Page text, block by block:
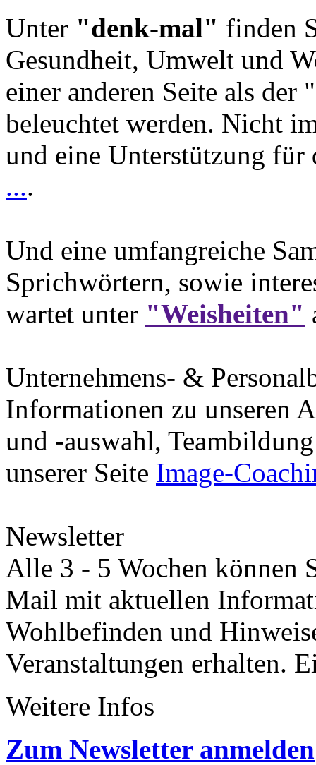
Unter "denk-mal" finden
Gesundheit, Umwelt und
einer anderen Seite als
beleuchtet werden. Nicht
und eine Unterstützung
....
Und eine umfangreiche
Sprichwörtern, sowie
wartet unter "Weisheiten"
Unternehmens- &
Informationen zu unseren
und -auswahl,
unserer Seite Image-
Newsletter
Alle 3 - 5 Wochen können
Mail mit aktuellen
Wohlbefinden und
Veranstaltungen erhalten.
Weitere Infos
Zum Newsletter anmelden